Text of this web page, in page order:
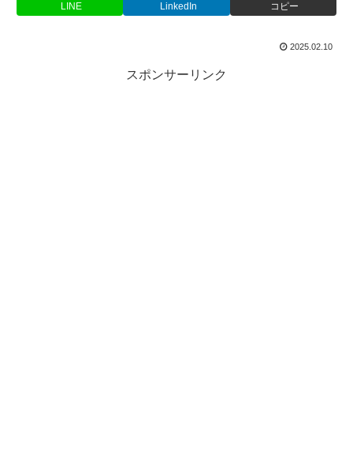
LINE LinkedIn コピー
2025.02.10
スポンサーリンク